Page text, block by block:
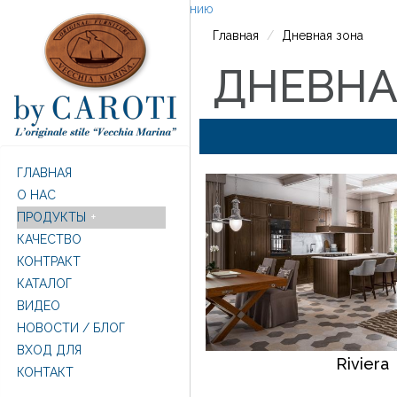
Перейти к основному содержанию
ГЛАВНАЯ
O НАС
ПРОДУКТЫ
КАЧЕСТВО
КОНТРАКТ
КАТАЛОГ
ВИДЕО
НОВОСТИ / БЛОГ
ВХОД ДЛЯ
КОНТАКТ
Главная Дневная зона
Riviera